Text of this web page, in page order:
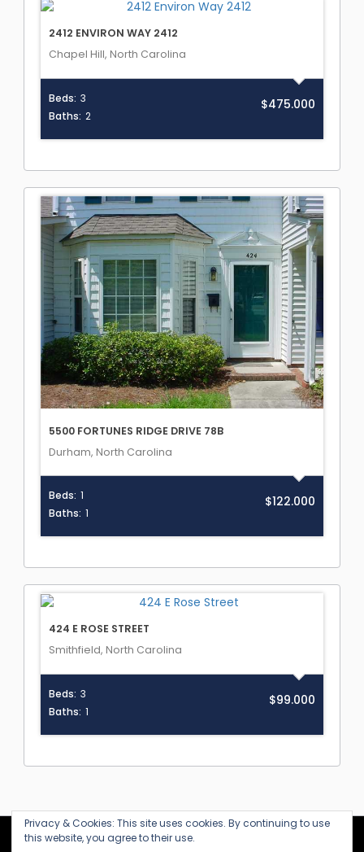
2412 ENVIRON WAY 2412
Chapel Hill, North Carolina
Beds: 3
Baths: 2
$475.000
5500 FORTUNES RIDGE DRIVE 78B
Durham, North Carolina
Beds: 1
Baths: 1
$122.000
424 E ROSE STREET
Smithfield, North Carolina
Beds: 3
Baths: 1
$99.000
Privacy & Cookies: This site uses cookies. By continuing to use
this website, you agree to their use.